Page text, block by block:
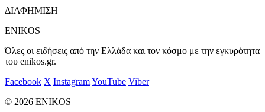
ΔΙΑΦΗΜΙΣΗ
ENIKOS
Όλες οι ειδήσεις από την Ελλάδα και τον κόσμο με την εγκυρότητα
του enikos.gr.
Facebook X InstagramYouTube Viber
© 2026 ENIKOS